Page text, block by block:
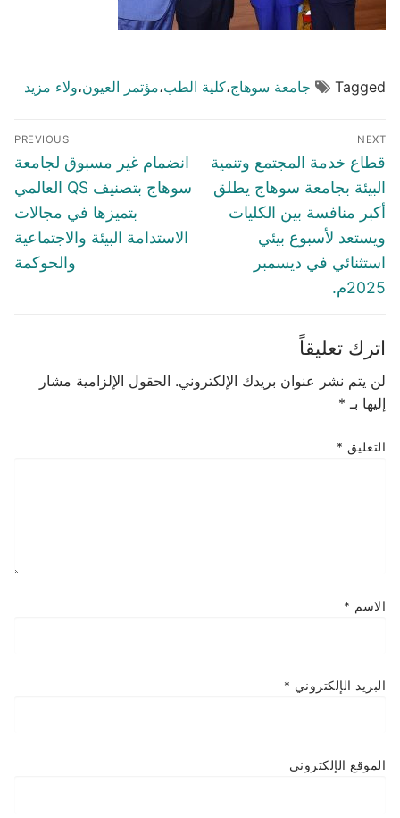
Tagged جامعة سوهاج،كلية الطب،مؤتمر العيون،ولاء مزيد
تصفّح
المقالات
PREVIOUS
Previous
post:
انضمام غير مسبوق لجامعة
سوهاج بتصنيف QS العالمي
بتميزها في مجالات
الاستدامة البيئة والاجتماعية
والحوكمة
NEXT
Next
post:
قطاع خدمة المجتمع وتنمية
البيئة بجامعة سوهاج يطلق
أكبر منافسة بين الكليات
ويستعد لأسبوع بيئي
استثنائي في ديسمبر
2025م.
اترك تعليقاً
لن يتم نشر عنوان بريدك الإلكتروني. الحقول الإلزامية مشار
إليها بـ *
التعليق *
الاسم *
البريد الإلكتروني *
الموقع الإلكتروني